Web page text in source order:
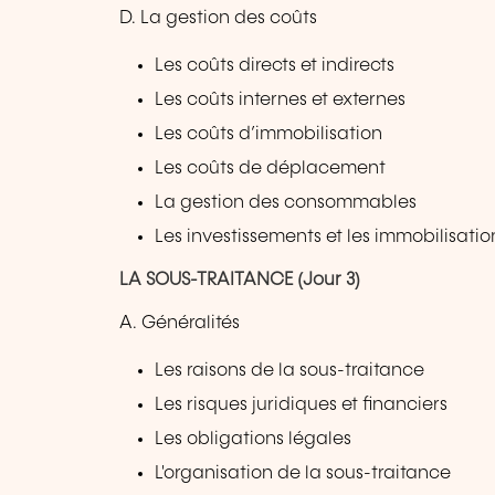
D. La gestion des coûts
Les coûts directs et indirects
Les coûts internes et externes
Les coûts d’immobilisation
Les coûts de déplacement
La gestion des consommables
Les investissements et les
LA SOUS-TRAITANCE (Jour 3)
A. Généralités
Les raisons de la sous-traitance
Les risques juridiques et financiers
Les obligations légales
L'organisation de la sous-traitance